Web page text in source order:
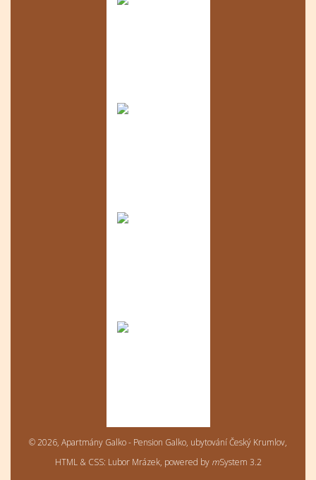
© 2026, Apartmány Galko - Pension Galko, ubytování Český Krumlov,
HTML & CSS: Lubor Mrázek, powered by mSystem 3.2